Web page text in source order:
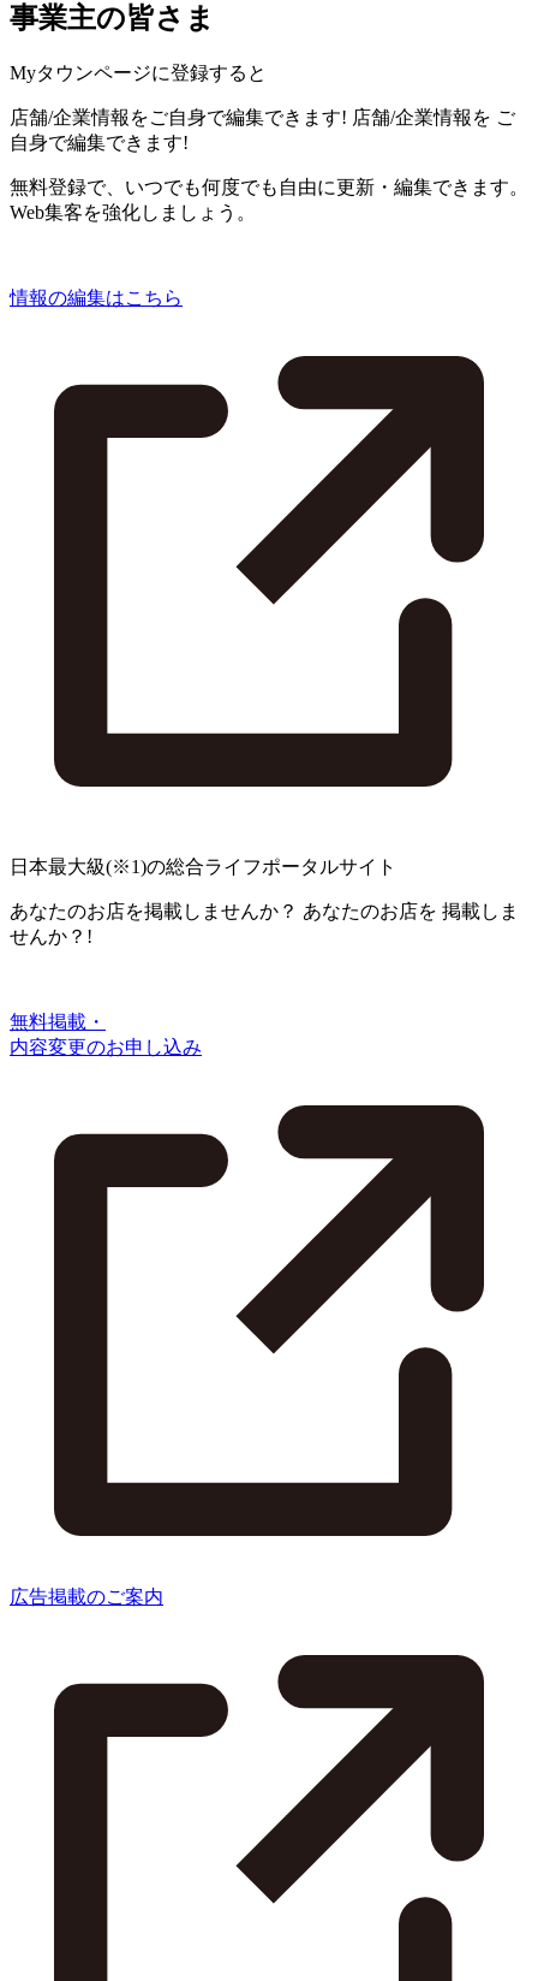
事業主の皆さま
Myタウンページに登録すると
店舗/企業情報をご自身で編集できます! 店舗/企業情報を ご
自身で編集できます!
無料登録で、いつでも何度でも自由に更新・編集できます。
Web集客を強化しましょう。
情報の編集はこちら
日本最大級(※1)の総合ライフポータルサイト
あなたのお店を掲載しませんか？ あなたのお店を 掲載しま
せんか？!
無料掲載・
内容変更のお申し込み
広告掲載のご案内